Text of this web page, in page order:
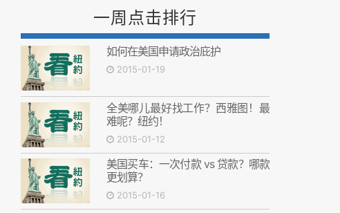
一周点击排行
如何在美国申请政治庇护
2015-01-19
全美哪儿最好找工作？西雅图！最
难呢？纽约！
2015-01-12
美国买车：一次付款 vs 贷款？哪款
更划算？
2015-01-16